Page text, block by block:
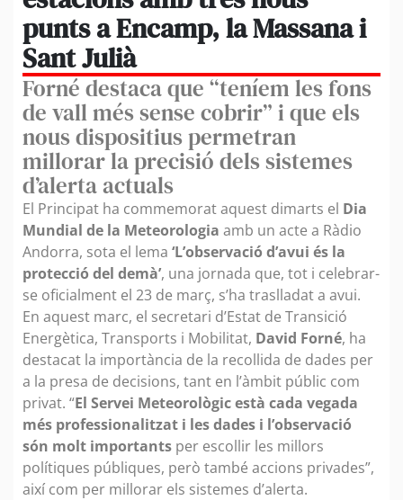
punts a Encamp, la Massana i
Sant Julià
Forné destaca que “teníem les fons
de vall més sense cobrir” i que els
nous dispositius permetran
millorar la precisió dels sistemes
d’alerta actuals
El Principat ha commemorat aquest dimarts el Dia
Mundial de la Meteorologia amb un acte a Ràdio
Andorra, sota el lema ‘L’observació d’avui és la
protecció del demà’, una jornada que, tot i celebrar-
se oficialment el 23 de març, s’ha traslladat a avui.
En aquest marc, el secretari d’Estat de Transició
Energètica, Transports i Mobilitat, David Forné, ha
destacat la importància de la recollida de dades per
a la presa de decisions, tant en l’àmbit públic com
privat. “El Servei Meteorològic està cada vegada
més professionalitzat i les dades i l’observació
són molt importants per escollir les millors
polítiques públiques, però també accions privades”,
així com per millorar els sistemes d’alerta.